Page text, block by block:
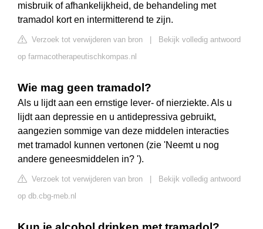
misbruik of afhankelijkheid, de behandeling met
tramadol kort en intermitterend te zijn.
Verzoek tot verwijderen van bron
Bekijk volledig antwoord
op farmacotherapeutischkompas.nl
Wie mag geen tramadol?
Als u lijdt aan een ernstige lever- of nierziekte. Als u
lijdt aan depressie en u antidepressiva gebruikt,
aangezien sommige van deze middelen interacties
met tramadol kunnen vertonen (zie 'Neemt u nog
andere geneesmiddelen in? ').
Verzoek tot verwijderen van bron
Bekijk volledig antwoord
op db.cbg-meb.nl